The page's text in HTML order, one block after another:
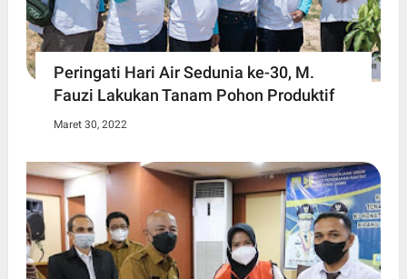
Peringati Hari Air Sedunia ke-30, M.
Fauzi Lakukan Tanam Pohon Produktif
Maret 30, 2022